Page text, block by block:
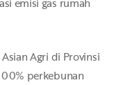
Agri di Provinsi
perkebunan